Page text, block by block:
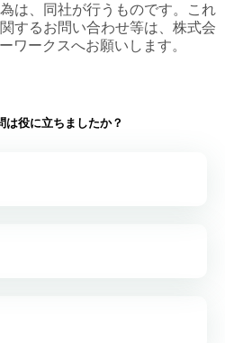
は、同社が行うものです。これ
するお問い合わせ等は、株式会
ワークスへお願いします。
は役に立ちましたか？